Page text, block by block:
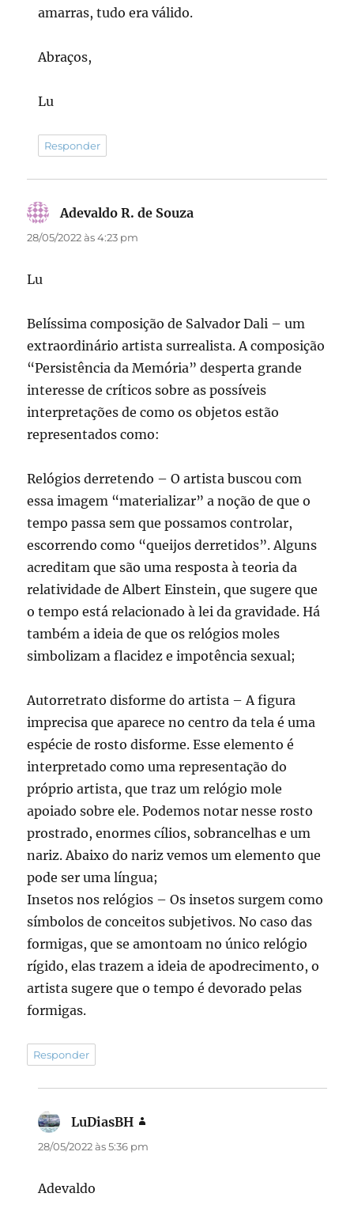
amarras, tudo era válido.
Abraços,
Lu
Responder
Adevaldo R. de Souza
28/05/2022 às 4:23 pm
Lu
Belíssima composição de Salvador Dali – um
extraordinário artista surrealista. A composição
“Persistência da Memória” desperta grande
interesse de críticos sobre as possíveis
interpretações de como os objetos estão
representados como:
Relógios derretendo – O artista buscou com
essa imagem “materializar” a noção de que o
tempo passa sem que possamos controlar,
escorrendo como “queijos derretidos”. Alguns
acreditam que são uma resposta à teoria da
relatividade de Albert Einstein, que sugere que
o tempo está relacionado à lei da gravidade. Há
também a ideia de que os relógios moles
simbolizam a flacidez e impotência sexual;
Autorretrato disforme do artista – A figura
imprecisa que aparece no centro da tela é uma
espécie de rosto disforme. Esse elemento é
interpretado como uma representação do
próprio artista, que traz um relógio mole
apoiado sobre ele. Podemos notar nesse rosto
prostrado, enormes cílios, sobrancelhas e um
nariz. Abaixo do nariz vemos um elemento que
pode ser uma língua;
Insetos nos relógios – Os insetos surgem como
símbolos de conceitos subjetivos. No caso das
formigas, que se amontoam no único relógio
rígido, elas trazem a ideia de apodrecimento, o
artista sugere que o tempo é devorado pelas
formigas.
Responder
LuDiasBH
28/05/2022 às 5:36 pm
Adevaldo